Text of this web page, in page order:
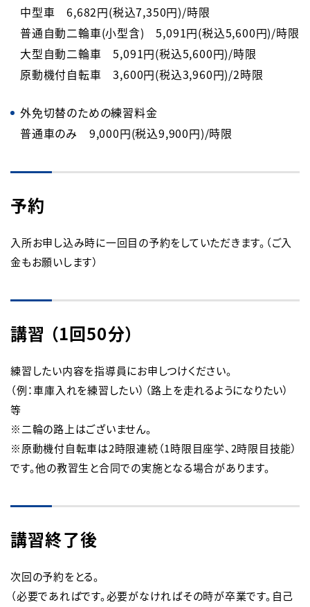
中型車 6,682円(税込7,350円)/時限
普通自動二輪車(小型含) 5,091円(税込5,600円)/時限
大型自動二輪車 5,091円(税込5,600円)/時限
原動機付自転車 3,600円(税込3,960円)/2時限
外免切替のための練習料金
普通車のみ 9,000円(税込9,900円)/時限
予約
入所お申し込み時に一回目の予約をしていただきます。（ご入
金もお願いします）
講習 （1回50分）
練習したい内容を指導員にお申しつけください。
（例：車庫入れを練習したい）（路上を走れるようになりたい）
等
※二輪の路上はございません。
※原動機付自転車は2時限連続（1時限目座学、2時限目技能）
です。他の教習生と合同での実施となる場合があります。
講習終了後
次回の予約をとる。
（必要であればです。必要がなければその時が卒業です。自己